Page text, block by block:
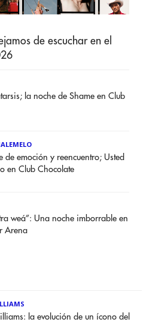
de escuchar en el
la noche de Shame en Club
de emoción y reencuentro; Usted
en Club Chocolate
weá”: Una noche imborrable en
Arena
la evolución de un ícono del